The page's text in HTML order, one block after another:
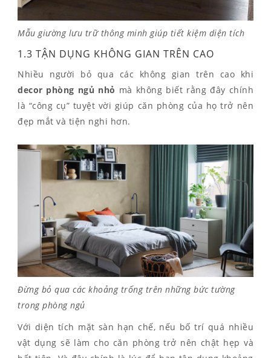
Mẫu giường lưu trữ thông minh giúp tiết kiệm diện tích
1.3 TẬN DỤNG KHÔNG GIAN TRÊN CAO
Nhiều người bỏ qua các không gian trên cao khi
decor phòng ngủ nhỏ mà không biết rằng đây chính
là “công cụ” tuyệt vời giúp căn phòng của họ trở nên
đẹp mắt và tiện nghi hơn.
Đừng bỏ qua các khoảng trống trên những bức tường
trong phòng ngủ
Với diện tích mặt sàn hạn chế, nếu bố trí quá nhiều
vật dụng sẽ làm cho căn phòng trở nên chật hẹp và